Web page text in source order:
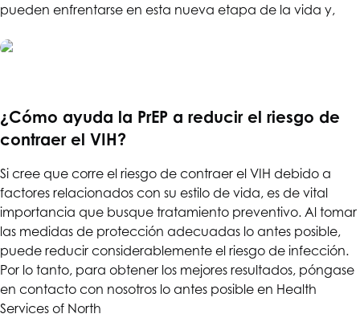
pueden enfrentarse en esta nueva etapa de la vida y,
¿Cómo ayuda la PrEP a reducir el riesgo de
contraer el VIH?
Si cree que corre el riesgo de contraer el VIH debido a
factores relacionados con su estilo de vida, es de vital
importancia que busque tratamiento preventivo. Al tomar
las medidas de protección adecuadas lo antes posible,
puede reducir considerablemente el riesgo de infección.
Por lo tanto, para obtener los mejores resultados, póngase
en contacto con nosotros lo antes posible en Health
Services of North